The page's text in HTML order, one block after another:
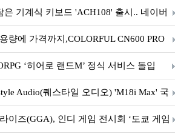
은 기계식 키보드 'ACH108' 출시.. 네이버
량에 가격까지,COLORFUL CN600 PRO
‘히어로 랜드M’ 정식 서비스 돌입
Audio(퀘스타일 오디오) 'M18i Max' 국
이즈(GGA), 인디 게임 전시회 ‘도쿄 게임